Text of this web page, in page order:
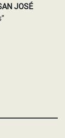
JOSÉ